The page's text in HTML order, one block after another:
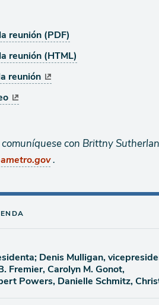
reunión (PDF)
reunión (HTML)
reunión
con Brittny
.
Denis Mulligan,
Fremier, Carolyn M. Gonot,
Powers, Danielle Schmitz,